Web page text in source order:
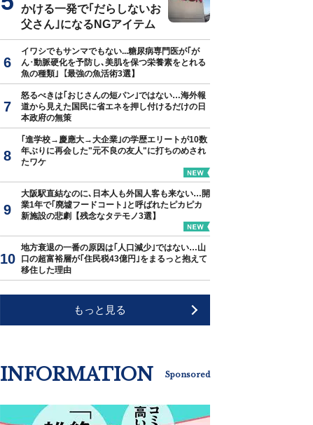
かける一発で｢だらしないお
父さん｣になるNGアイテム
イワシでもサンマでもない...糖尿病専門医が｢が
ん･動脈硬化を予防し､美肌を保つ栄養素をとれる
魚の種類｣【最強の魚活術3選】
怒るべきは｢おじさんの短パン｣ではない…海外報
道から見えた国民に省エネを押し付けるだけの日
本政府の無策
｢進学校→慶應大→大企業｣の学歴エリートが10数
年ぶりに再会した"元不良の友人"に打ちのめされ
たワケ
大阪駅直結なのに､日本人も外国人客も来ない…開
業1年で｢廃墟フードコート｣と呼ばれたピカピカ
新施設の悲劇【残念なタテモノ3選】
地方衰退の一番の原因は｢人口減少｣ではない…山
口の超富裕層が｢住民税43億円｣をまるっと抱えて
移住した理由
もっと見る
INFORMATION Sponsored